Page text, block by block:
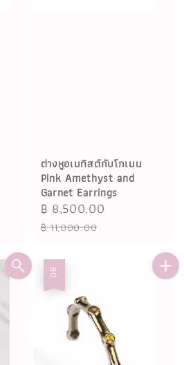
ต่างหูอเมทิสต์กับโกเมน
Pink Amethyst and
Garnet Earrings
Sale
price
฿ 8,500.00
฿ 11,000.00
ลด